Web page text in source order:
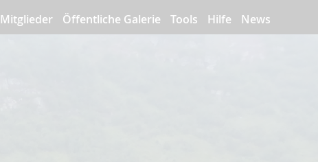
Mitglieder Öffentliche Galerie Tools Hilfe News